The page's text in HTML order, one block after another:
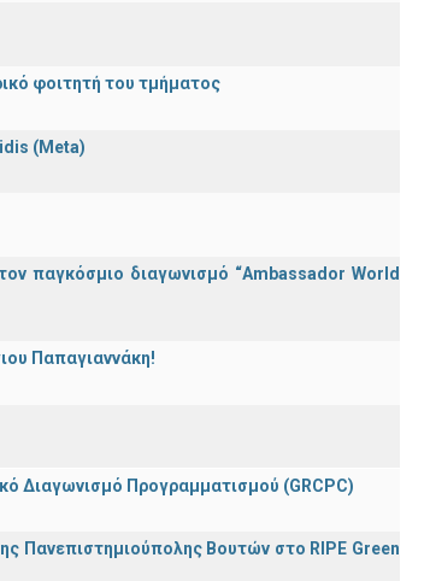
φοιτητή του τμήματος
(Meta)
παγκόσμιο διαγωνισμό “Ambassador World
Παπαγιαννάκη!
Διαγωνισμό Προγραμματισμού (GRCPC)
Πανεπιστημιούπολης Βουτών στο RIPE Green